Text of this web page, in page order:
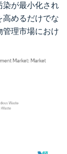
染が最小化され
高めるだけでな
管理市場におけ